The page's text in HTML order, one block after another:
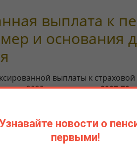
выплата к
и основания
выплаты к страховой
2025 г., составляет8907,70
в статье 17 ФЗ № 400 от
выплата
. Условия
новости о
первыми!